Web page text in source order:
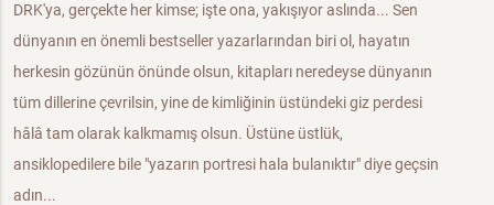
DRK'ya, gerçekte her kimse; işte ona, yakışıyor aslında... Sen
dünyanın en önemli bestseller yazarlarından biri ol, hayatın
herkesin gözünün önünde olsun, kitapları neredeyse dünyanın
tüm dillerine çevrilsin, yine de kimliğinin üstündeki giz perdesi
hâlâ tam olarak kalkmamış olsun. Üstüne üstlük,
ansiklopedilere bile "yazarın portresi hala bulanıktır" diye geçsin
adın...